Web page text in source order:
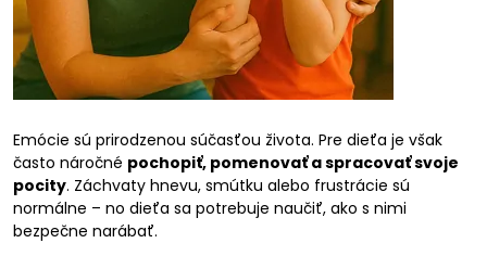
Emócie sú prirodzenou súčasťou života. Pre dieťa je však
často náročné pochopiť, pomenovať a spracovať svoje
pocity. Záchvaty hnevu, smútku alebo frustrácie sú
normálne – no dieťa sa potrebuje naučiť, ako s nimi
bezpečne narábať.